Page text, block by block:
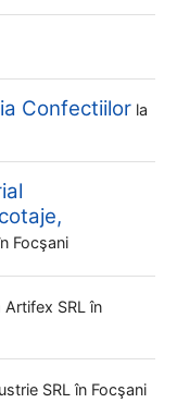
Confectiilor la
Focşani
Artifex SRL în
SRL în Focşani